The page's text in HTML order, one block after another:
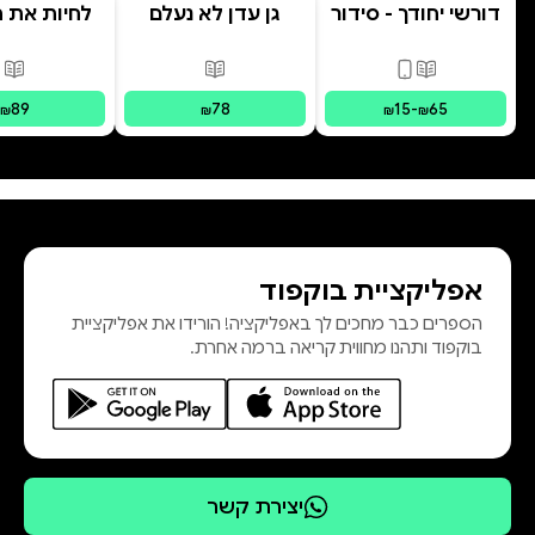
דורשי יחודך - סידור
פורמטים זמינים
מודפס, דיגיטלי
₪15-₪65
גן עדן לא נעלם
פורמטים זמינים מודפס
₪78
לחיות את
₪89
אפליקציית בוקפוד
הספרים כבר מחכים לך באפליקציה! הורידו את אפליקציית
בוקפוד ותהנו מחווית קריאה ברמה אחרת.
יצירת קשר